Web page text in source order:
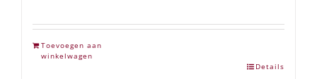
Toevoegen aan
winkelwagen
Details